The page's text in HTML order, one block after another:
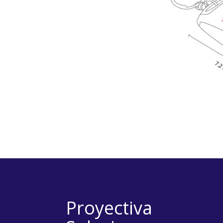
Proyectiva